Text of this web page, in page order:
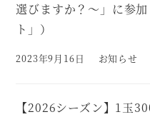
選びますか？～」に参
ト」）
投稿日
2023年9月16日 お知らせ
【2026シーズン】1玉